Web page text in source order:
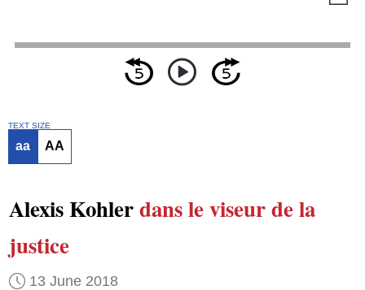
TEXT SIZE
aa AA
Alexis Kohlerdans le viseur de la
justice
13 June 2018